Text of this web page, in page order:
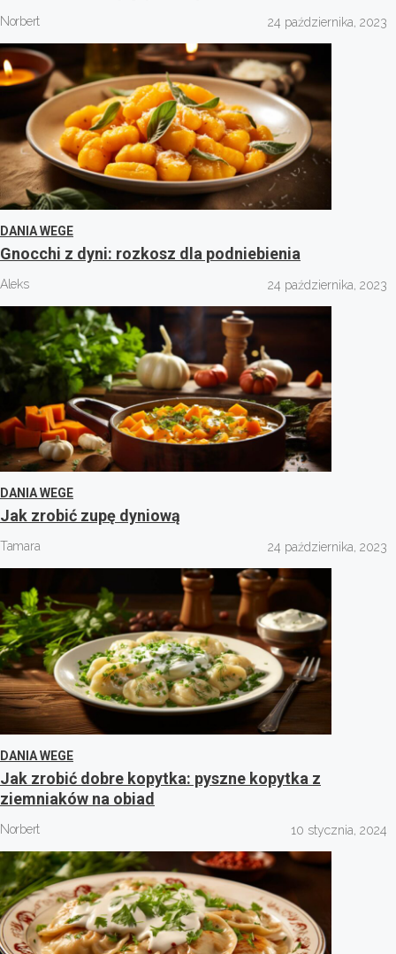
Norbert 24 października, 2023
DANIA WEGE
Gnocchi z dyni: rozkosz dla podniebienia
Aleks 24 października, 2023
DANIA WEGE
Jak zrobić zupę dyniową
Tamara 24 października, 2023
DANIA WEGE
Jak zrobić dobre kopytka: pyszne kopytka z
ziemniaków na obiad
Norbert 10 stycznia, 2024